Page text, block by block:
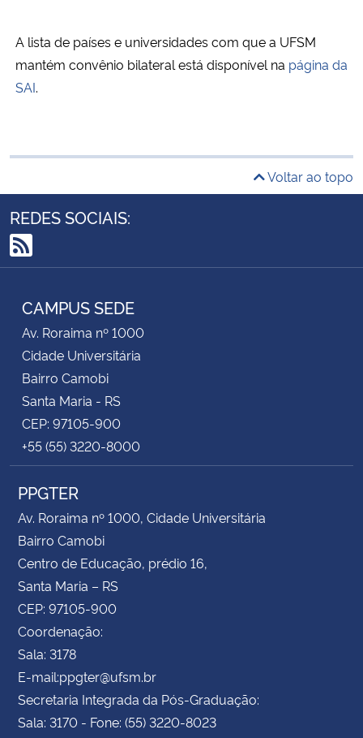
A lista de países e universidades com que a UFSM
mantém convênio bilateral está disponível na página da
SAI.
Voltar ao topo
REDES SOCIAIS:
RSS
CAMPUS SEDE
Av. Roraima nº 1000
Cidade Universitária
Bairro Camobi
Santa Maria - RS
CEP: 97105-900
+55 (55) 3220-8000
PPGTER
Av. Roraima nº 1000, Cidade Universitária
Bairro Camobi
Centro de Educação, prédio 16,
Santa Maria – RS
CEP: 97105-900
Coordenação:
Sala: 3178
E-mail:ppgter@ufsm.br
Secretaria Integrada da Pós-Graduação:
Sala: 3170 - Fone: (55) 3220-8023